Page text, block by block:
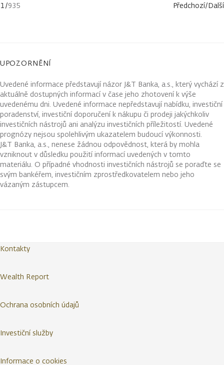
1/935 Předchozí/Další
UPOZORNĚNÍ
Uvedené informace představují názor J&T Banka, a.s., který vychází z
aktuálně dostupných informací v čase jeho zhotovení k výše
uvedenému dni. Uvedené informace nepředstavují nabídku, investiční
poradenství, investiční doporučení k nákupu či prodeji jakýchkoliv
investičních nástrojů ani analýzu investičních příležitostí. Uvedené
prognózy nejsou spolehlivým ukazatelem budoucí výkonnosti.
J&T Banka, a.s., nenese žádnou odpovědnost, která by mohla
vzniknout v důsledku použití informací uvedených v tomto
materiálu. O případné vhodnosti investičních nástrojů se poraďte se
svým bankéřem, investičním zprostředkovatelem nebo jeho
vázaným zástupcem.
Kontakty
Wealth Report
Ochrana osobních údajů
Investiční služby
Informace o cookies